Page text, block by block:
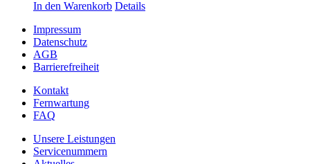
In den Warenkorb Details
Impressum
Datenschutz
AGB
Barrierefreiheit
Kontakt
Fernwartung
FAQ
Unsere Leistungen
Servicenummern